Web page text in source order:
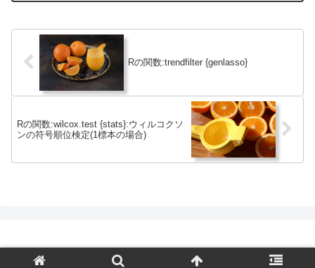
Rの関数:trendfilter {genlasso}
Rの関数:wilcox.test {stats}:ウィルコクソ
ンの符号順位検定(1標本の場合)
© アセット･マネジメント･コンサルティング株式会社